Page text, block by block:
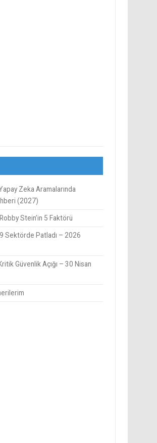
Zeka Aramalarında
(2027)
Stein’in 5 Faktörü
Sektörde Patladı – 2026
Güvenlik Açığı – 30 Nisan